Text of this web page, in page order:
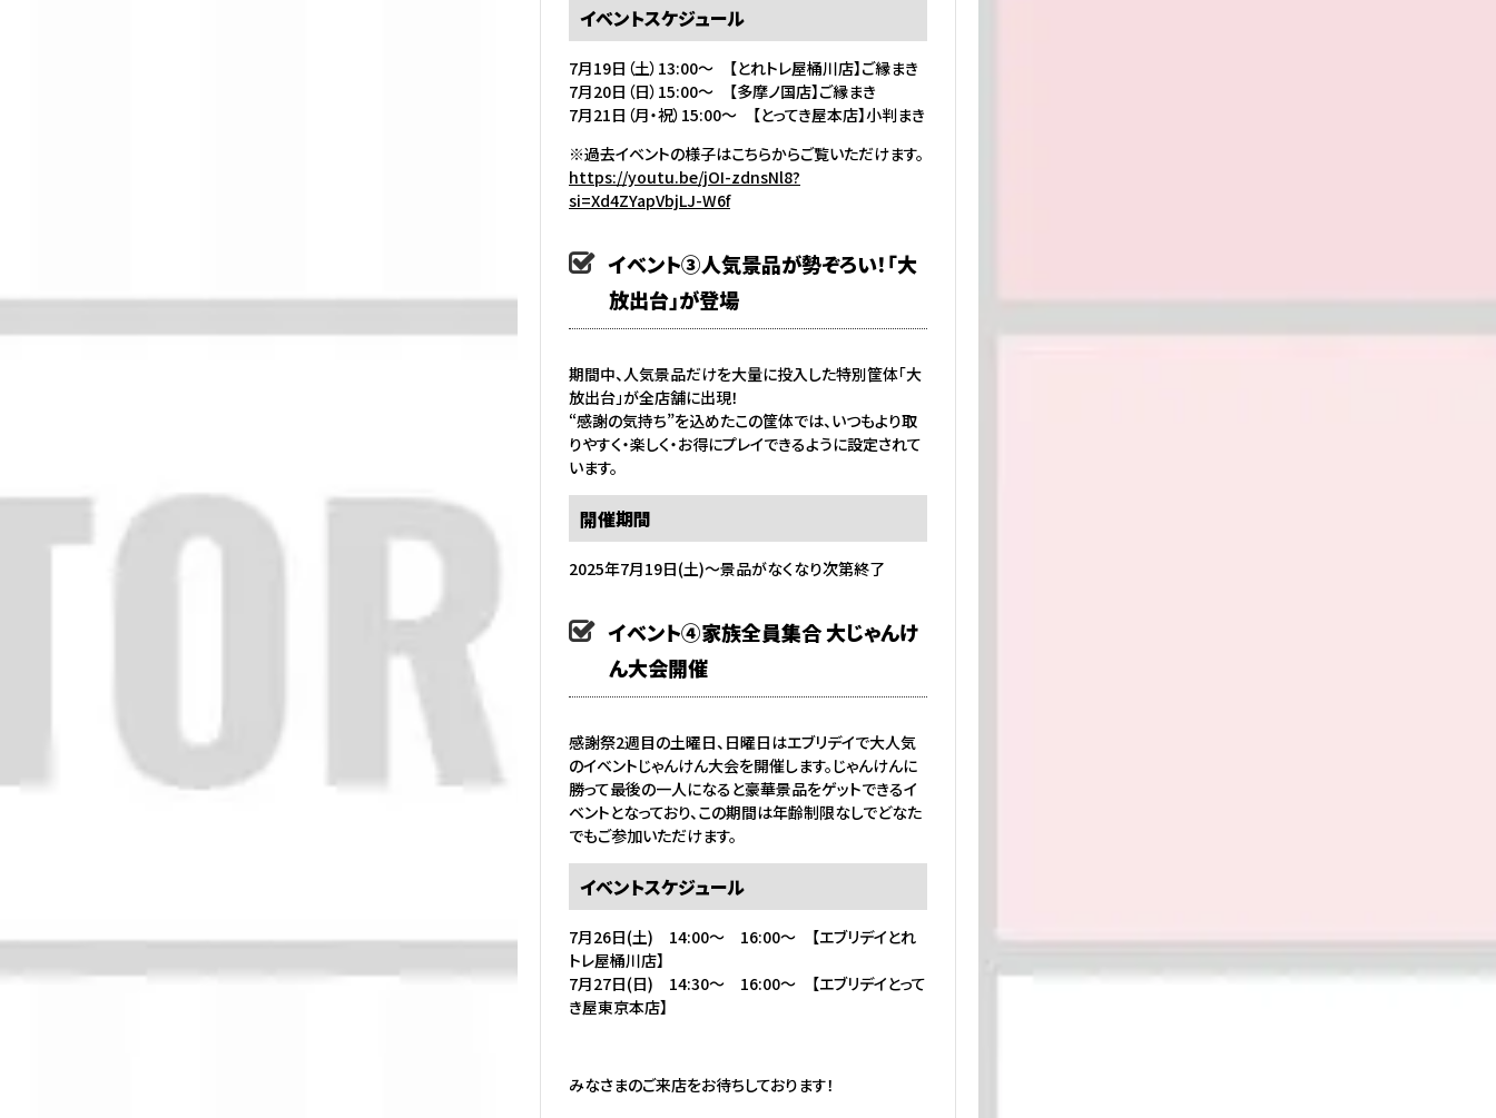
イベントスケジュール
7月19日（土）13:00〜 【とれトレ屋桶川店】ご縁まき
7月20日（日）15:00〜 【多摩ノ国店】ご縁まき
7月21日（月・祝）15:00〜 【とってき屋本店】小判まき
※過去イベントの様子はこちらからご覧いただけます。
https://youtu.be/jOI-zdnsNl8?
si=Xd4ZYapVbjLJ-W6f
イベント③人気景品が勢ぞろい！「大
放出台」が登場
期間中、人気景品だけを大量に投入した特別筐体「大
放出台」が全店舗に出現！
“感謝の気持ち”を込めたこの筐体では、いつもより取
りやすく・楽しく・お得にプレイできるように設定されて
います。
開催期間
2025年7月19日(土)～景品がなくなり次第終了
イベント④家族全員集合 大じゃんけ
ん大会開催
感謝祭2週目の土曜日、日曜日はエブリデイで大人気
のイベントじゃんけん大会を開催します。じゃんけんに
勝って最後の一人になると豪華景品をゲットできるイ
ベントとなっており、この期間は年齢制限なしでどなた
でもご参加いただけます。
イベントスケジュール
7月26日(土) 14:00～ 16:00～ 【エブリデイとれ
トレ屋桶川店】
7月27日(日) 14:30～ 16:00～ 【エブリデイとって
き屋東京本店】
みなさまのご来店をお待ちしております！